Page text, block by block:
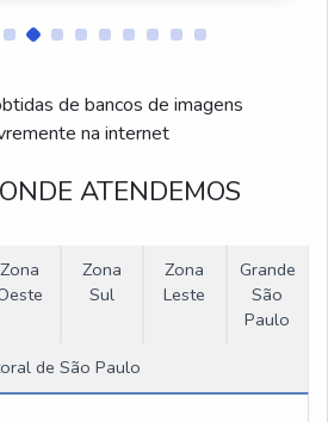
Elétricas
Talhas Elétricas
de bancos de imagens
na internet
ATENDEMOS
Zona
Zona
Sul
Zona
Leste
Grande
São
Paulo
de São Paulo